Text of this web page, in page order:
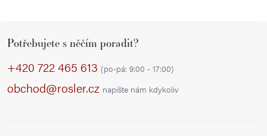
Potřebujete s něčím poradit?
+420 722 465 613 (po-pá: 9:00 - 17:00)
obchod@rosler.cz napište nám kdykoliv